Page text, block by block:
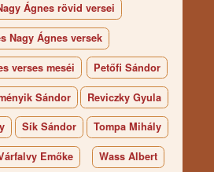
Ágnes rövid versei
Nagy Ágnes versek
verses meséi Petőfi Sándor
Sándor Reviczky Gyula
Sík Sándor Tompa Mihály
Emőke Wass Albert